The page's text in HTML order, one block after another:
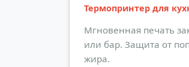
Термопринтер для
Мгновенная печать
или бар. Защита от
жира.